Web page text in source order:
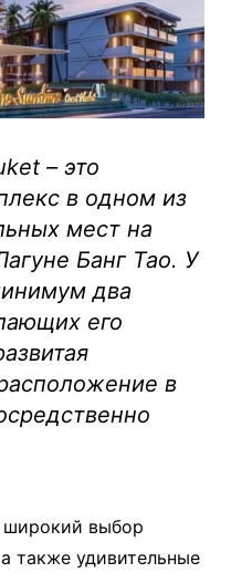
– это
в одном из
мест на
Банг Тао. У
два
его
в
широкий выбор
также удивительные